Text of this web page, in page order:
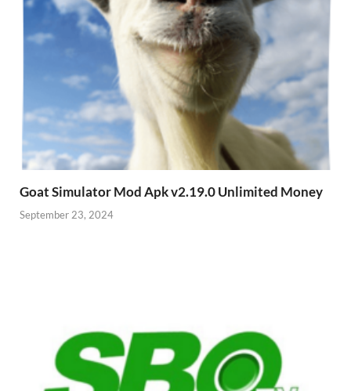
Goat Simulator Mod Apk v2.19.0 Unlimited Money
September 23, 2024